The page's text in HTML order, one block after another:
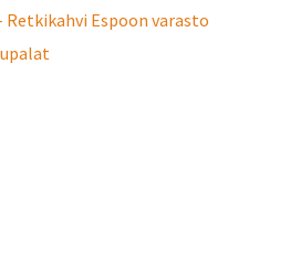
Retkikahvi Espoon varasto